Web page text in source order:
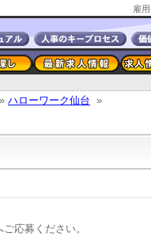
雇
» ハローワーク仙台 »
応募ください。